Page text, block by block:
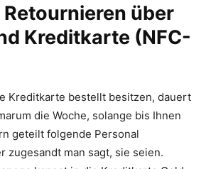
über
Kreditkarte (NFC-
Kreditkarte bestellt besitzen, dauert
die Woche, solange bis Ihnen
geteilt folgende Personal
zugesandt man sagt, sie seien.